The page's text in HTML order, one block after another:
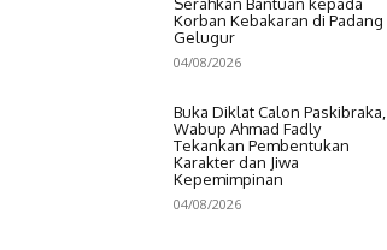
Serahkan Bantuan kepada
Korban Kebakaran di Padang
Gelugur
04/08/2026
Buka Diklat Calon Paskibraka,
Wabup Ahmad Fadly
Tekankan Pembentukan
Karakter dan Jiwa
Kepemimpinan
04/08/2026